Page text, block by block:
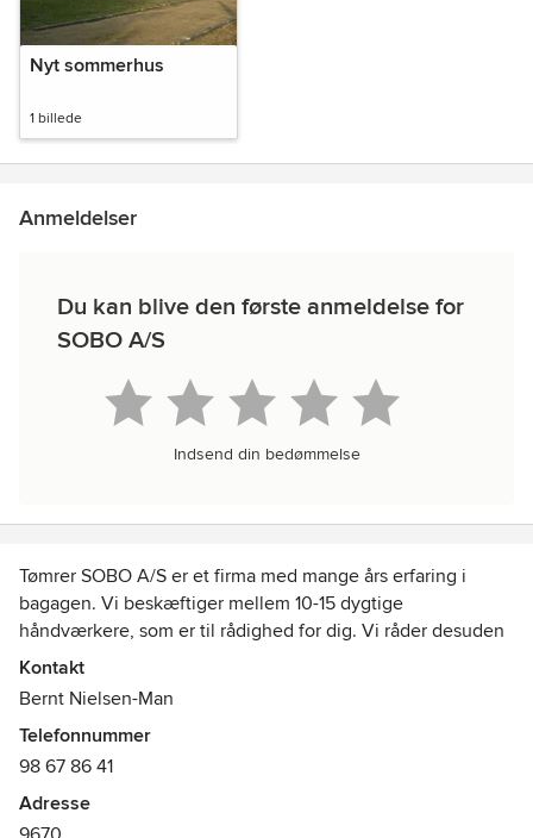
Nyt sommerhus
1 billede
Anmeldelser
Du kan blive den første anmeldelse for
SOBO A/S
Indsend din bedømmelse
Tømrer SOBO A/S er et firma med mange års erfaring i
bagagen. Vi beskæftiger mellem 10-15 dygtige
håndværkere, som er til rådighed for dig. Vi råder desuden
over syv firmabiler, så selvom vi har base i Løgstør, arbejder
vi både lokalt i f.eks. Aars og Farsø men kører også ud til
Vi blev etableret tilbage i 1989 af tømrermester, Bernt
Nielsen-Man.
Virksomheden har udgangspunkt i hans landbrugsejendom,
Kontakt
Bernt Nielsen-Man
Telefonnummer
98 67 86 41
Adresse